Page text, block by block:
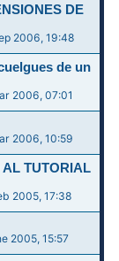
DE
2006, 19:48
de un
2006, 07:01
2006, 10:59
AL TUTORIAL
2005, 17:38
2005, 15:57